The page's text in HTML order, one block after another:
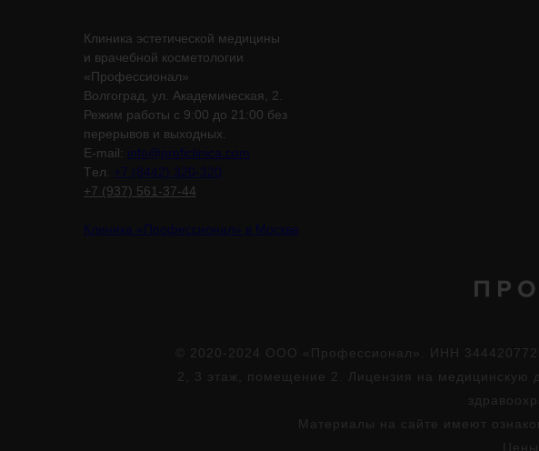
Клиника эстетической медицины
и врачебной косметологии
«Профессионал»
Волгоград, ул. Академическая, 2.
Режим работы с 9:00 до 21:00 без
перерывов и выходных.
E-mail: info@proficlinica.com
Tел. +7 (8442) 320-320
+7 (937) 561-37-44
Клиника «Профессионал» в Москве
© 2020-2024 ООО «Профессионал». ИНН
2, 3 этаж, помещение 2. Лицензия на медицинскую
Материалы на сайте имеют